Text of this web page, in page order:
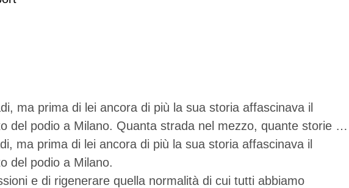
ma prima di lei ancora di più la sua storia affascinava il
del podio a Milano. Quanta strada nel mezzo, quante storie …
ma prima di lei ancora di più la sua storia affascinava il
del podio a Milano.
e di rigenerare quella normalità di cui tutti abbiamo